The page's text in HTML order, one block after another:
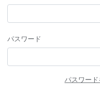
パスワード
パスワード